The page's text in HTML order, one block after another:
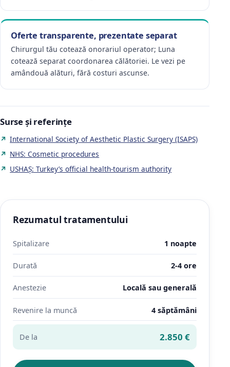
Oferte transparente, prezentate separat
Chirurgul tău cotează onorariul operator; Luna
cotează separat coordonarea călătoriei. Le vezi pe
amândouă alături, fără costuri ascunse.
Surse și referințe
International Society of Aesthetic Plastic Surgery (ISAPS)
NHS: Cosmetic procedures
USHAŞ: Turkey’s official health-tourism authority
Rezumatul tratamentului
Spitalizare 1 noapte
Durată 2-4 ore
Anestezie Locală sau generală
Revenire la muncă 4 săptămâni
De la 2.850 €